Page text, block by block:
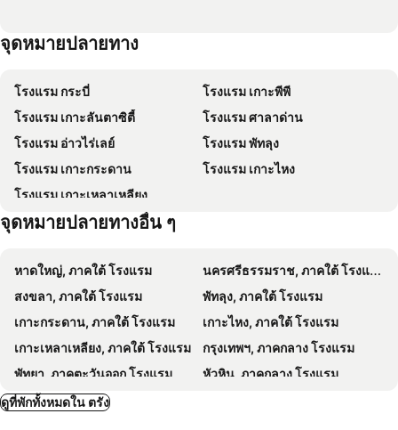
Maison de Cheer
Namthip Residence
S1 Trang Hotel
อยู่สบาย
Nature Hill
ChomTrang
Pang Long Chao resort
Trang Villa Hotel and Water Park
VNL Stay
Cashew Nut Bungalow, Ko Mook
Blue Orchid Resort Trang
Triple J hotel Trang
My Friends Hotel
Libong Beach Resort
Raiwin Place
Trang Grand Mansion
Rinna Resort
Beautiful Flower Resort
The Glasshouse place
Sirichai Design Hotel
Sritrang
Sixty-Sixplace
จุดหมายปลายทาง
โรงแรม กระบี่
โรงแรม เกาะพีพี
โรงแรม เกาะลันตาซิตี้
โรงแรม ศาลาด่าน
โรงแรม อ่าวไร่เลย์
โรงแรม พัทลุง
โรงแรม เกาะกระดาน
โรงแรม เกาะไหง
โรงแรม เกาะเหลาเหลียง
จุดหมายปลายทางอื่น ๆ
หาดใหญ่, ภาคใต้ โรงแรม
นครศรีธรรมราช, ภาคใต้ โรงแรม
สงขลา, ภาคใต้ โรงแรม
พัทลุง, ภาคใต้ โรงแรม
เกาะกระดาน, ภาคใต้ โรงแรม
เกาะไหง, ภาคใต้ โรงแรม
เกาะเหลาเหลียง, ภาคใต้ โรงแรม
กรุงเทพฯ, ภาคกลาง โรงแรม
พัทยา, ภาคตะวันออก โรงแรม
หัวหิน, ภาคกลาง โรงแรม
เชียงใหม่, ภาคเหนือ โรงแรม
ดูที่พักทั้งหมดใน ตรัง